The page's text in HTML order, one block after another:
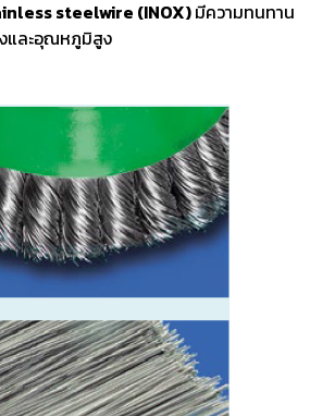
steelwire (INOX)มีความทนทาน
และอุณหภูมิสูง